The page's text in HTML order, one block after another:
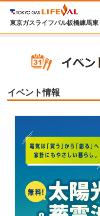
東京ガスライフバル板橋練馬東
イベント情報